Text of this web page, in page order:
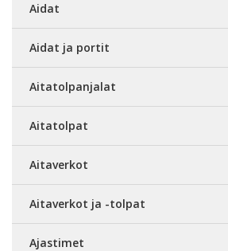
Aidat
Aidat ja portit
Aitatolpanjalat
Aitatolpat
Aitaverkot
Aitaverkot ja -tolpat
Ajastimet